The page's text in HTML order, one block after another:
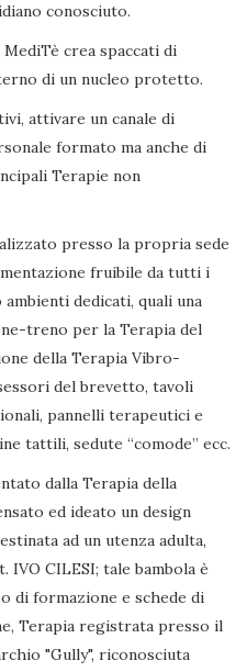
conosciuto.
crea spaccati di
di un nucleo protetto.
attivare un canale di
formato ma anche di
Terapie non
presso la propria sede
fruibile da tutti i
dedicati, quali una
treno per la Terapia del
della Terapia Vibro-
del brevetto, tavoli
pannelli terapeutici e
tattili, sedute “comode” ecc.
dalla Terapia della
ed ideato un design
ad un utenza adulta,
CILESI; tale bambola è
di formazione e schede di
Terapia registrata presso il
"Gully", riconosciuta